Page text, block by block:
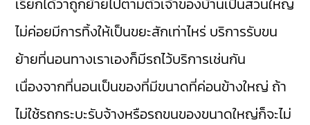
ไม่ค่อยมีการทิ้งให้เป็นขยะสักเท่าไหร่ บริการรับขน
ย้ายที่นอนทางเราเองก็มีรถไว้บริการเช่นกัน
เนื่องจากที่นอนเป็นของที่มีขนาดที่ค่อนข้างใหญ่ ถ้า
ไม่ใช้รถกระบะรับจ้างหรือรถขนของขนาดใหญ่ก็จะไม่